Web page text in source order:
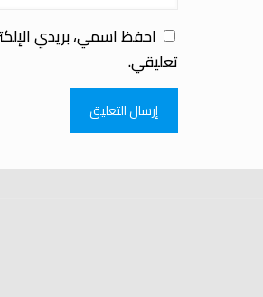
احفظ اسمي، بريدي
تعليقي.